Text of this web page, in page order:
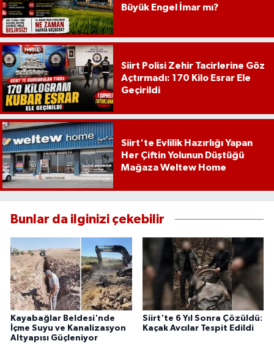
Büyük Engel İmar mı?
Siirt Polisi Zehir Tacirlerine Göz
Açtırmadı: 170 Kilo Esrar Ele
Geçirildi
Siirt'te Evlilik Hazırlığı Yapan
Her Çiftin Yolunun Düştüğü
Mağaza Weltew Home
Bunlar da ilginizi çekebilir
Kayabağlar Beldesi'nde
İçme Suyu ve Kanalizasyon
Altyapısı Güçleniyor
Siirt'te 6 Yıl Sonra Çözüldü:
Kaçak Avcılar Tespit Edildi